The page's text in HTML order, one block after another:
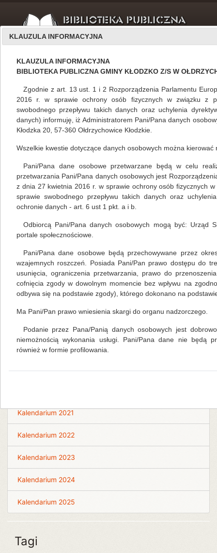
O nas wrzesień 2018
Plan działalności BIblioteki Publicznej Gminy Kłodzko na
miesiąc październik 2018
Mariola Huzar,własne 11.09.2018
czytaj więcej...
Na skróty
Kalendarium 2018
Kalendarium 2021
Kalendarium 2022
Kalendarium 2023
Kalendarium 2024
Kalendarium 2025
Tagi
KLAUZULA INFORMACYJNA
KLAUZULA INFORMACYJNA
BIBLIOTEKA PUBLICZNA GMINY KŁODZKO Z/S W
Zgodnie z art. 13 ust. 1 i 2 Rozporządzenia Parlamentu
2016 r. w sprawie ochrony osób fizycznych w związku z
swobodnego przepływu takich danych oraz uchylenia
danych) informuję, iż Administratorem Pani/Pana danych
Kłodzka 20, 57-360 Ołdrzychowice Kłodzkie.
Wszelkie kwestie dotyczące danych osobowych można
Pani/Pana dane osobowe przetwarzane będą w celu
przetwarzania Pani/Pana danych osobowych jest
z dnia 27 kwietnia 2016 r. w sprawie ochrony osób fizycznych
sprawie swobodnego przepływu takich danych oraz
ochronie danych - art. 6 ust 1 pkt. a i b.
Odbiorcą Pani/Pana danych osobowych mogą być: Urząd
portale społecznościowe.
Pani/Pana dane osobowe będą przechowywane przez
wzajemnych roszczeń. Posiada Pani/Pan prawo dostępu do
usunięcia, ograniczenia przetwarzania, prawo do
cofnięcia zgody w dowolnym momencie bez wpływu na
odbywa się na podstawie zgody), którego dokonano na
Ma Pani/Pan prawo wniesienia skargi do organu nadzorczego.
Podanie przez Pana/Panią danych osobowych jest
niemożnością wykonania usługi. Pani/Pana dane nie będą
również w formie profilowania.